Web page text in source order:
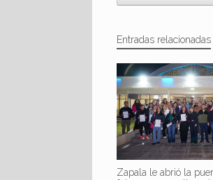
Entradas relacionadas
Zapala le abrió la